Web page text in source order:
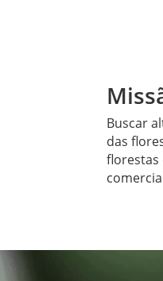
Buscar
das
florestas